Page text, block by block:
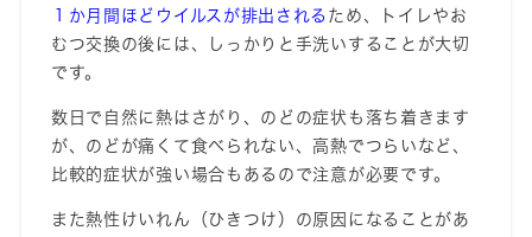
１か月間ほどウイルスが排出される ため、トイレやお
むつ交換の後には、しっかりと手洗いすることが大切
です。
数日で自然に熱はさがり、のどの症状も落ち着きます
が、のどが痛くて食べられない、高熱でつらいなど、
比較的症状が強い場合もあるので注意が必要です。
また熱性けいれん（ひきつけ）の原因になることがあ